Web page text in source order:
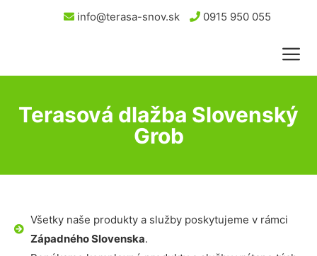
info@terasa-snov.sk 0915 950 055
Terasová dlažba Slovenský
Grob
Všetky naše produkty a služby poskytujeme v rámci
Západného Slovenska.